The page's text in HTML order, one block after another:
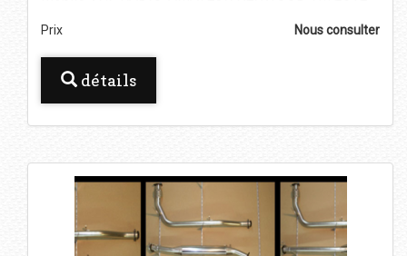
Prix Nous consulter
détails